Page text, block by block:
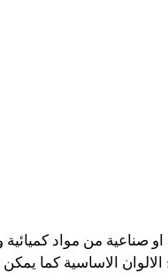
من مواد كميائية و
الاساسية كما يمكن